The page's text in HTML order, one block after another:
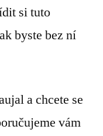
si tuto
byste bez ní
a chcete se
vám